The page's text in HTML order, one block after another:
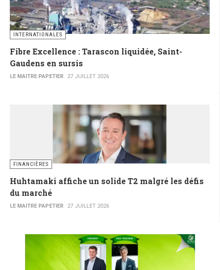
INTERNATIONALES
Fibre Excellence : Tarascon liquidée, Saint-
Gaudens en sursis
LE MAITRE PAPETIER 27 JUILLET 2026
FINANCIÈRES
Huhtamaki affiche un solide T2 malgré les défis
du marché
LE MAITRE PAPETIER 27 JUILLET 2026